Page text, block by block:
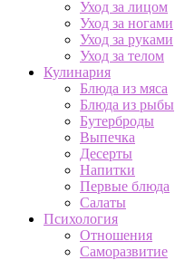
Уход за лицом
Уход за ногами
Уход за руками
Уход за телом
Кулинария
Блюда из мяса
Блюда из рыбы
Бутерброды
Выпечка
Десерты
Напитки
Первые блюда
Салаты
Психология
Отношения
Саморазвитие